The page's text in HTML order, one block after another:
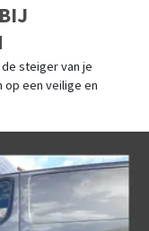
steiger van je
op een veilige en